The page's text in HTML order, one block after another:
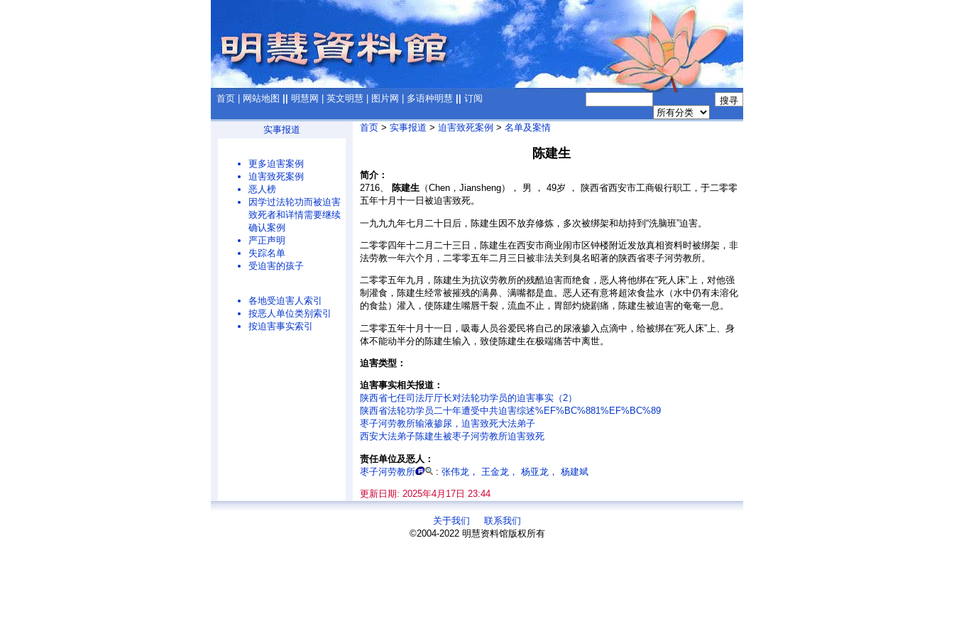
首页 网站地图 明慧网 英文明慧 图片网 多语种明慧 订阅
实事报道
更多迫害案例
迫害致死案例
恶人榜
因学过法轮功而被迫害
致死者和详情需要继续
确认案例
严正声明
失踪名单
受迫害的孩子
各地受迫害人索引
按恶人单位类别索引
按迫害事实索引
首页 > 实事报道 > 迫害致死案例 > 名单及案情
陈建生
简介：
2716、
陈建生 （Chen，Jiansheng）， 男 ， 49岁 ， 陕西省西安市工商银行职工，于二零零
五年十月十一日被迫害致死。
一九九九年七月二十日后，陈建生因不放弃修炼，多次被绑架和劫持到“洗脑班”迫害。
二零零四年十二月二十三日，陈建生在西安市商业闹市区钟楼附近发放真相资料时被绑架，非
法劳教一年六个月，二零零五年二月三日被非法关到臭名昭著的陕西省枣子河劳教所。
二零零五年九月，陈建生为抗议劳教所的残酷迫害而绝食，恶人将他绑在“死人床”上，对他强
制灌食，陈建生经常被摧残的满鼻、满嘴都是血。恶人还有意将超浓食盐水（水中仍有未溶化
的食盐）灌入，使陈建生嘴唇干裂，流血不止，胃部灼烧剧痛，陈建生被迫害的奄奄一息。
二零零五年十月十一日，吸毒人员谷爱民将自己的尿液掺入点滴中，给被绑在“死人床”上、身
体不能动半分的陈建生输入，致使陈建生在极端痛苦中离世。
迫害类型：
迫害事实相关报道：
陕西省七任司法厅厅长对法轮功学员的迫害事实（2）
陕西省法轮功学员二十年遭受中共迫害综述%EF%BC%881%EF%BC%89
枣子河劳教所输液掺尿，迫害致死大法弟子
西安大法弟子陈建生被枣子河劳教所迫害致死
责任单位及恶人：
枣子河劳教所
: 张伟龙 ， 王金龙 ， 杨亚龙 ， 杨建斌
更新日期: 2025年4月17日 23:44
关于我们
联系我们
©2004-2022 明慧资料馆版权所有